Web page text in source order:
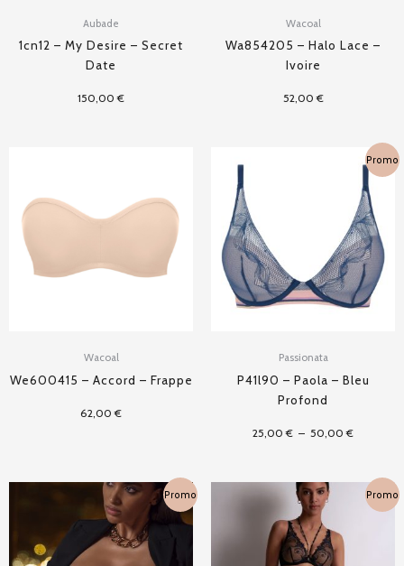
Aubade
1cn12 – My Desire – Secret
Date
150,00€
Wacoal
Wa854205 – Halo Lace –
Ivoire
52,00€
Wacoal
We600415 – Accord – Frappe
62,00€
Promo
Passionata
P41l90 – Paola – Bleu
Profond
25,00€ – 50,00€
Plage
de
25,00 €
à
50,00 €
Promo
Plage
de
110,00 €
Promo
Plage
de